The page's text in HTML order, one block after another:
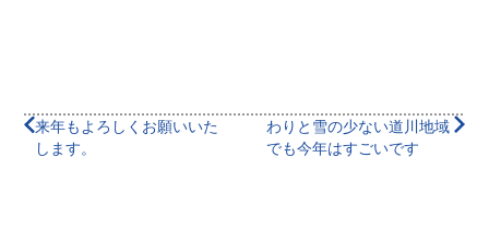
来年もよろしくお願いいた
します。
わりと雪の少ない道川地域
でも今年はすごいです